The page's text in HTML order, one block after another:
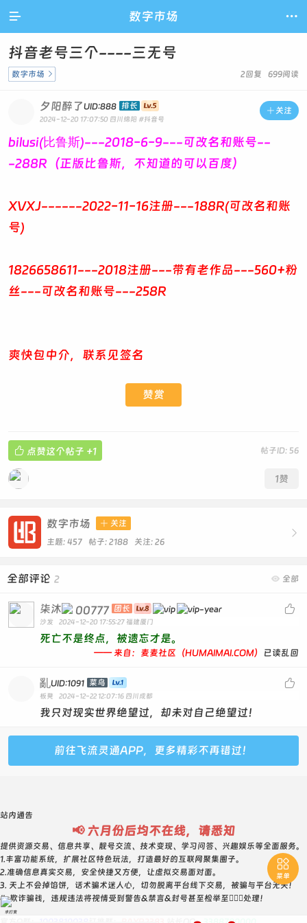
 数字市场 
抖音老号三个----三无号
2回复 699阅读
数字市场 
 关注
夕阳醉了UID:888 排长
2024-12-20 17:07:50 四川绵阳 #抖音号
bilusi(比鲁斯)---2018-6-9---可改名和账号--
-288R（正版比鲁斯，不知道的可以百度）
XVXJ------2022-11-16注册---188R(可改名和账
号)
1826658611---2018注册---带有老作品---560+粉
丝---可改名和账号---258R
爽快包中介，联系见签名
赞赏
帖子ID: 56
 点赞这个帖子 +1
1赞

数字市场  关注
主题: 457 帖子: 2188 关注: 26
 全部
全部评论 2

柒沐 00777 团长
沙发 2024-12-20 17:55:27 福建厦门
死亡不是终点，被遗忘才是。
—— 来自：麦麦社区（HUMAIMAI.COM） 已读乱回

亂UID:1091 菜鸟
板凳 2024-12-22 12:07:16 四川成都
我只对现实世界绝望过，却未对自己绝望过！
前往飞流灵通APP，更多精彩不再错过！

菜单
站内通告
📢 六月份后均不在线，请悉知
提供资源交易、信息共享、靓号交流、技术变现、学习问答、兴趣娱乐等全面服务。
1.丰富功能系统，扩展社区特色玩法，打造最好的互联网聚集圈子。
2.准确信息真实交易，安全快捷又方便，让虚拟交易面对面。
3. 天上不会掉馅饼，话术骗术迷人心，切勿脱离平台线下交易，被骗与平台无关！
4. 欺诈骗钱，违规违法将视情受到警告&禁言&封号甚至检举至👮🏻‍♀️处理！
求打赏